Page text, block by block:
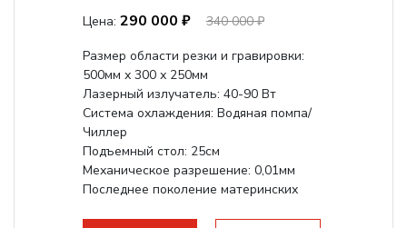
Цена: 290 000 ₽
340 000 ₽
Размер области резки и гравировки:
500мм х 300 х 250мм
Лазерный излучатель: 40-90 Вт
Система охлаждения: Водяная помпа/
Чиллер
Подъемный стол: 25см
Механическое разрешение: 0,01мм
Последнее поколение материнских